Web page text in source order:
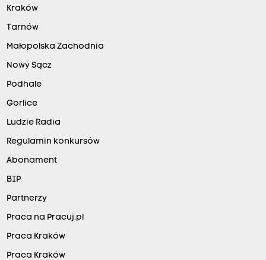
Kraków
Tarnów
Małopolska Zachodnia
Nowy Sącz
Podhale
Gorlice
Ludzie Radia
Regulamin konkursów
Abonament
BIP
Partnerzy
Praca na Pracuj.pl
Praca Kraków
Praca Kraków